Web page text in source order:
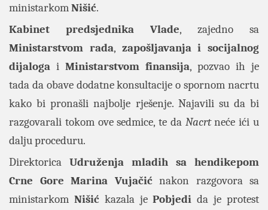
ministarkomNišić.
Kabinet predsjednika
Vlade, zajedno sa
Ministarstvom rada, zapošljavanja i socijalnog
dijaloga i Ministarstvom finansija, pozvao ih je
tada da obave dodatne konsultacije o spornom nacrtu
kako bi pronašli najbolje rješenje. Najavili su da bi
razgovarali tokom ove sedmice, te da Nacrtneće ići u
dalju proceduru.
Direktorica Udruženja mladih sa hendikepom
Crne Gore Marina Vujačićnakon razgovora sa
ministarkom Nišićkazala jePobjedi da je protest